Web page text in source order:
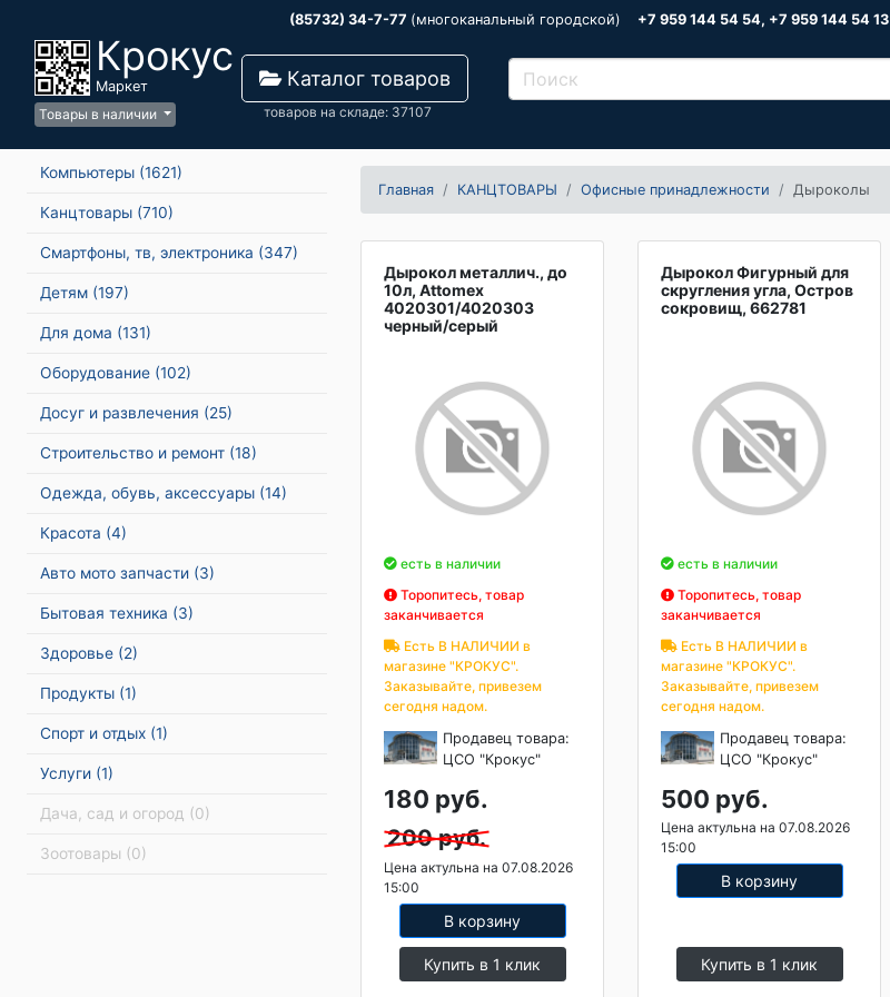
(85732) 34-7-77 (многоканальный городской) +7 959 144 54 54, +7 959 144 54 13
Крокус
Маркет
Товары в наличии
Каталог товаров
товаров на складе: 37107
Компьютеры (1621)
Канцтовары (710)
Смартфоны, тв, электроника (347)
Детям (197)
Для дома (131)
Оборудование (102)
Досуг и развлечения (25)
Строительство и ремонт (18)
Одежда, обувь, аксессуары (14)
Красота (4)
Авто мото запчасти (3)
Бытовая техника (3)
Здоровье (2)
Продукты (1)
Спорт и отдых (1)
Услуги (1)
Дача, сад и огород (0)
Зоотовары (0)
Главная КАНЦТОВАРЫ Офисные принадлежности Дыроколы
Дырокол металлич., до
10л, Attomex
4020301/4020303
черный/серый
есть в наличии
Торопитесь, товар
заканчивается
Есть В НАЛИЧИИ в
магазине "КРОКУС".
Заказывайте, привезем
сегодня надом.
Продавец товара:
ЦСО "Крокус"
180 руб.
200 руб.
Цена актульна на 07.08.2026
15:00
В корзину
Купить в 1 клик
Дырокол Фигурный для
скругления угла, Остров
сокровищ, 662781
есть в наличии
Торопитесь, товар
заканчивается
Есть В НАЛИЧИИ в
магазине "КРОКУС".
Заказывайте, привезем
сегодня надом.
Продавец товара:
ЦСО "Крокус"
500 руб.
Цена актульна на 07.08.2026
15:00
В корзину
Купить в 1 клик